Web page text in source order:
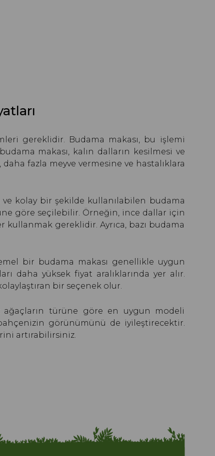
gereklidir. Budama makası, bu işlemi
makası, kalın dalların kesilmesi ve
fazla meyve vermesine ve hastalıklara
kolay bir şekilde kullanılabilen budama
göre seçilebilir. Örneğin, ince dallar için
gereklidir. Ayrıca, bazı budama
bir budama makası genellikle uygun
daha yüksek fiyat aralıklarında yer alır.
bir seçenek olur.
ağaçların türüne göre en uygun modeli
görünümünü de iyileştirecektir.
artırabilirsiniz.